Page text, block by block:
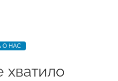
О НАС
хватило